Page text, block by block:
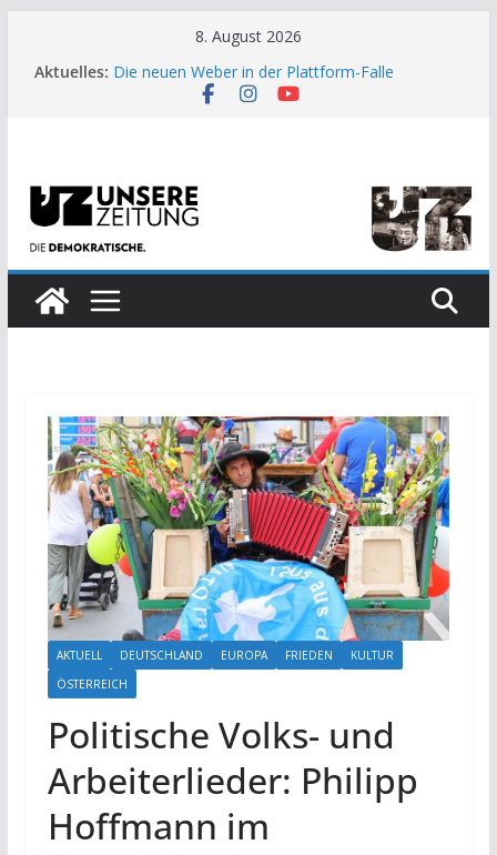
8. August 2026
Aktuelles: Die neuen Weber in der Plattform-Falle
Moment der Woche: Die Heuschrecke
US-Wahl: Arzt aus Detroit besiegt 70-Millionen-
Dollar-Lobby
AKTUELL DEUTSCHLAND EUROPA FRIEDEN
KULTUR
ÖSTERREICH
Politische Volks- und
Arbeiterlieder: Philipp
Hoffmann im